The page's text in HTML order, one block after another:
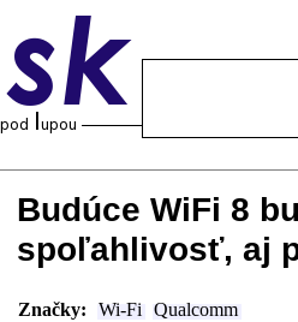
Budúce WiFi 8
spoľahlivosť, aj
Značky: Wi-Fi Qualcomm